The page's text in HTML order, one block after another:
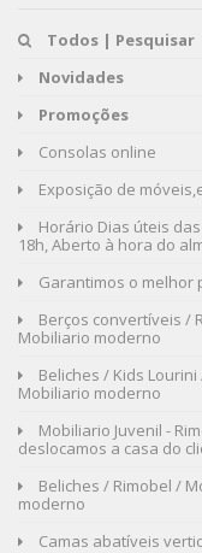
Todos | Pesquisar
Novidades
Promoções
Consolas online
Exposição de
Horário Dias úteis
18h, Aberto à hora do
Garantimos o melhor
Berços convertíveis /
Mobiliario moderno
Beliches / Kids
Mobiliario moderno
Mobiliario Juvenil -
deslocamos a casa do
Beliches / Rimobel /
moderno
Camas abatíveis